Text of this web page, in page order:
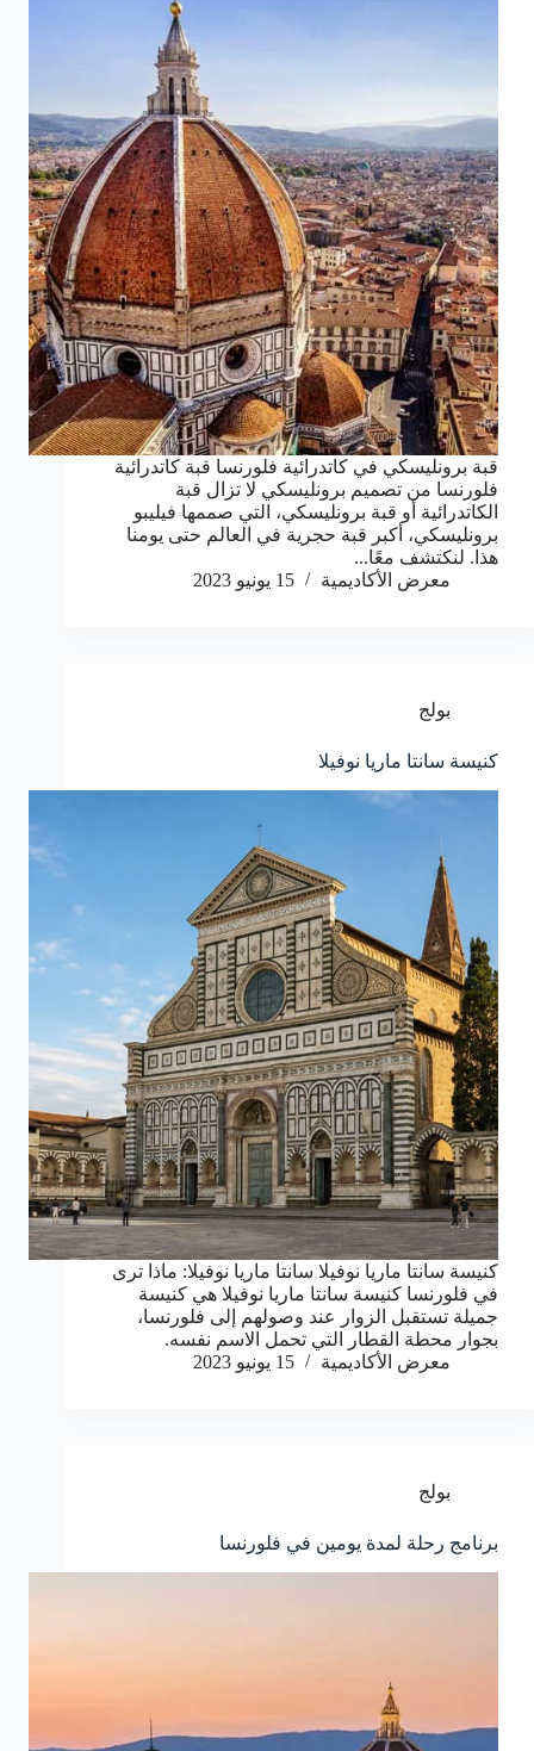
قبة برونليسكي في كاتدرائية فلورنسا قبة كاتدرائية
فلورنسا من تصميم برونليسكي لا تزال قبة
الكاتدرائية أو قبة برونليسكي، التي صممها فيليبو
برونليسكي، أكبر قبة حجرية في العالم حتى يومنا
هذا. لنكتشف معًا...
معرض الأكاديمية
15 يونيو 2023
بولج
كنيسة سانتا ماريا نوفيلا
كنيسة سانتا ماريا نوفيلا سانتا ماريا نوفيلا: ماذا ترى
في فلورنسا كنيسة سانتا ماريا نوفيلا هي كنيسة
جميلة تستقبل الزوار عند وصولهم إلى فلورنسا،
بجوار محطة القطار التي تحمل الاسم نفسه.
معرض الأكاديمية
15 يونيو 2023
بولج
برنامج رحلة لمدة يومين في فلورنسا